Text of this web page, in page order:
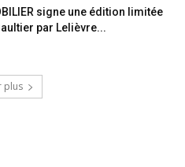
signe une édition limitée
par Lelièvre...
plus